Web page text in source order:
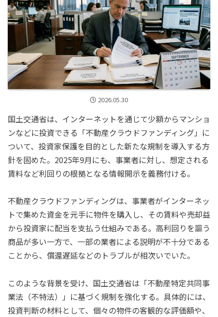
2026.05.30
国土交通省は、インターネットを通じて少額からマンショ
ンなどに投資できる「不動産クラウドファンディング」に
ついて、投資家保護を目的とした新たな規制を導入する方
針を固めた。2025年9月にも、事業者に対し、想定される
賃料など利回りの根拠となる情報開示を義務付ける。
不動産クラウドファンディングは、事業者がインターネッ
トで集めた資金を元手に物件を購入し、その賃料や売却益
から投資家に配当を支払う仕組みである。高利回りを謳う
商品が多い一方で、一部の業者による説明が不十分である
ことから、償還遅延などのトラブルが相次いでいた。
このような背景を受け、国土交通省は「不動産特定共同事
業法（不特法）」に基づく規制を強化する。具体的には、
投資判断の材料として、個々の物件の客観的な評価額や、